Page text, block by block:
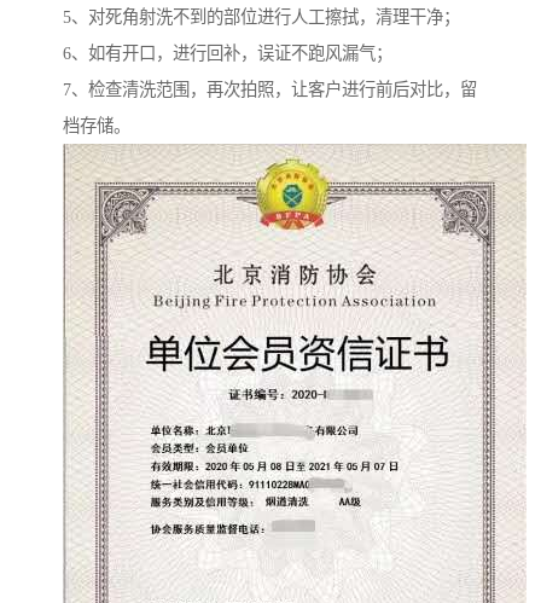
5、对死角射洗不到的部位进行人工擦拭，清理干净；
6、如有开口，进行回补，误证不跑风漏气；
7、检查清洗范围，再次拍照，让客户进行前后对比，留
档存储。